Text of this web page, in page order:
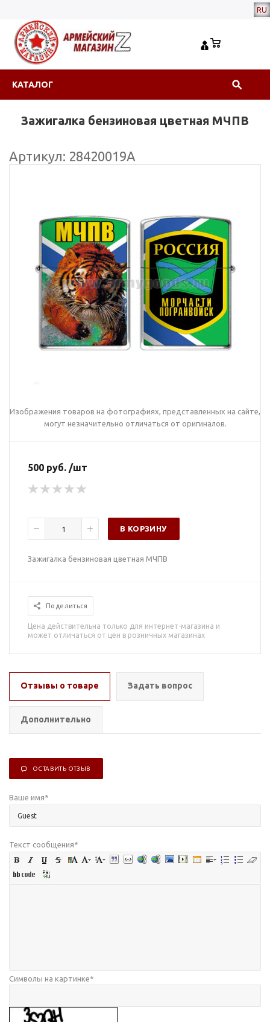
RU
КАТАЛОГ
Зажигалка бензиновая цветная МЧПВ
Артикул: 28420019А
Изображения товаров на фотографиях, представленных на сайте,
могут незначительно отличаться от оригиналов.
500 руб. /шт
В КОРЗИНУ
Зажигалка бензиновая цветная МЧПВ
Поделиться
Цена действительна только для интернет-магазина и
может отличаться от цен в розничных магазинах
Отзывы о товаре Задать вопрос
Дополнительно
ОСТАВИТЬ ОТЗЫВ
Ваше имя*
Текст сообщения*
Символы на картинке*